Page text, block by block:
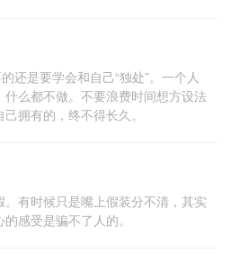
还是要学会和自己“独处”。一个人
么都不做。不要浪费时间想方设法
拥有的，终不得长久。
有时候只是嘴上假装分不清，其实
感受是骗不了人的。